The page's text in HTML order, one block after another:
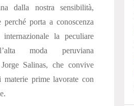
dalla nostra sensibilità,
perché porta a conoscenza
la peculiare
moda peruviana
Salinas, che convive
prime lavorate con